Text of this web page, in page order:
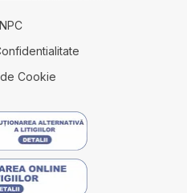
Vest
Kogalniceanu
Sud
Cookie